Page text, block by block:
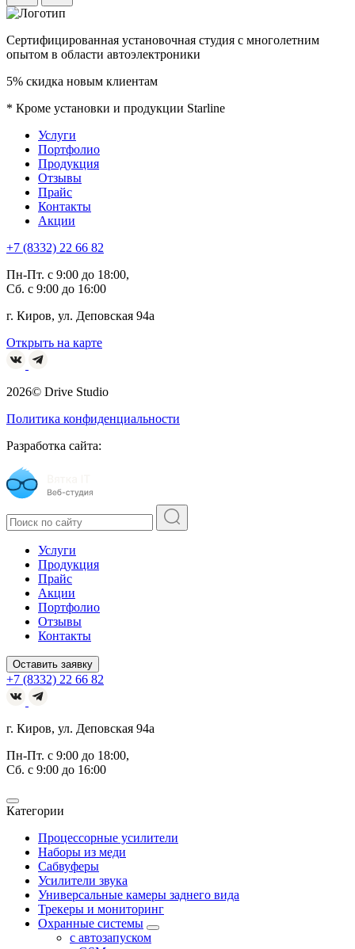
Сертифицированная установочная студия c многолетним
опытом в области автоэлектроники
5% скидка новым клиентам
* Кроме установки и продукции Starline
Услуги
Портфолио
Продукция
Отзывы
Прайс
Контакты
Акции
+7 (8332) 22 66 82
Пн-Пт. с 9:00 до 18:00,
Сб. с 9:00 до 16:00
г. Киров, ул. Деповская 94а
Открыть на карте
2026© Drive Studio
Политика конфиденциальности
Разработка сайта:
Услуги
Продукция
Прайс
Акции
Портфолио
Отзывы
Контакты
Оставить заявку
+7 (8332) 22 66 82
г. Киров, ул. Деповская 94а
Пн-Пт. с 9:00 до 18:00,
Сб. с 9:00 до 16:00
Категории
Процессорные усилители
Наборы из меди
Сабвуферы
Усилители звука
Универсальные камеры заднего вида
Трекеры и мониторинг
Охранные системы
c автозапуском